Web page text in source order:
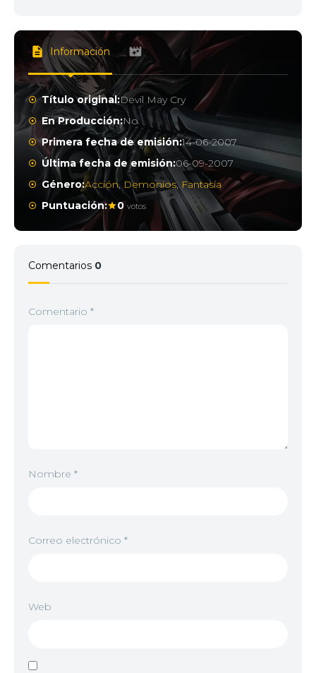
Información
Título original:Devil May Cry
En Producción:No
Primera fecha de emisión:14-06-2007
Última fecha de emisión:06-09-2007
Género:Acción, Demonios, Fantasía
Puntuación:
0 votos
Comentarios 0
Comentario *
Nombre *
Correo electrónico *
Web